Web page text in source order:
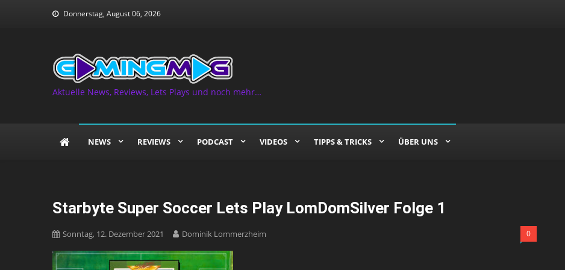
Donnerstag, August 06, 2026
Aktuelle News, Reviews, Lets Plays und noch mehr…
NEWS REVIEWS PODCAST VIDEOS TIPPS & TRICKS ÜBER UNS
Starbyte Super Soccer Lets Play LomDomSilver Folge 1
Sonntag, 12. Dezember 2021 Dominik Lommerzheim 0